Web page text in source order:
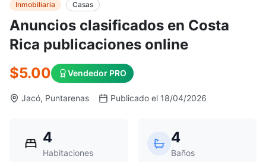
Anuncios clasificados en Costa
Rica publicaciones online
Inmobiliaria Casas
$5.00 Vendedor PRO
Jacó, Puntarenas Publicado el 18/04/2026
4
Habitaciones
4
Baños